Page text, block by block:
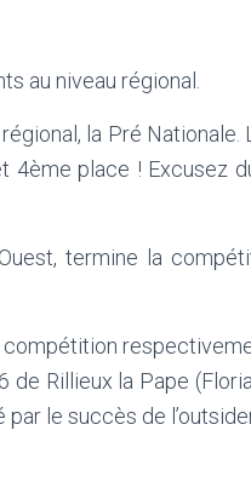
au niveau régional.
la Pré
place ! Excusez
termine la
Rillieux la Pape
le succès de